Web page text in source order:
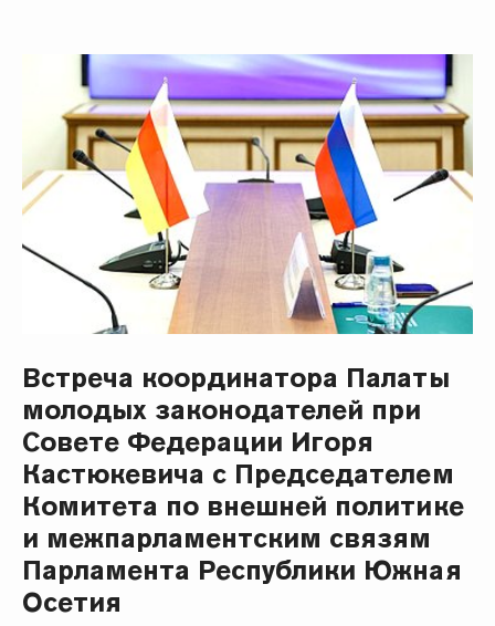
Встреча координатора Палаты
молодых законодателей при
Совете Федерации Игоря
Кастюкевича с Председателем
Комитета по внешней политике
и межпарламентским связям
Парламента Республики Южная
Осетия